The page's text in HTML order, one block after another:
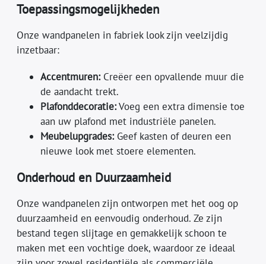
Toepassingsmogelijkheden
Onze wandpanelen in fabriek look zijn veelzijdig
inzetbaar:
Accentmuren:Creëer een opvallende muur die
de aandacht trekt.
Plafonddecoratie:Voeg een extra dimensie toe
aan uw plafond met industriële panelen.
Meubelupgrades:Geef kasten of deuren een
nieuwe look met stoere elementen.
Onderhoud en Duurzaamheid
Onze wandpanelen zijn ontworpen met het oog op
duurzaamheid en eenvoudig onderhoud. Ze zijn
bestand tegen slijtage en gemakkelijk schoon te
maken met een vochtige doek, waardoor ze ideaal